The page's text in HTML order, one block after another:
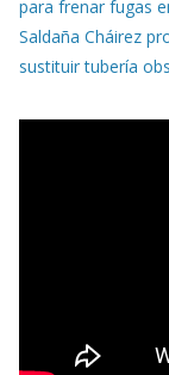
para frenar fugas
Saldaña Cháirez
sustituir tubería